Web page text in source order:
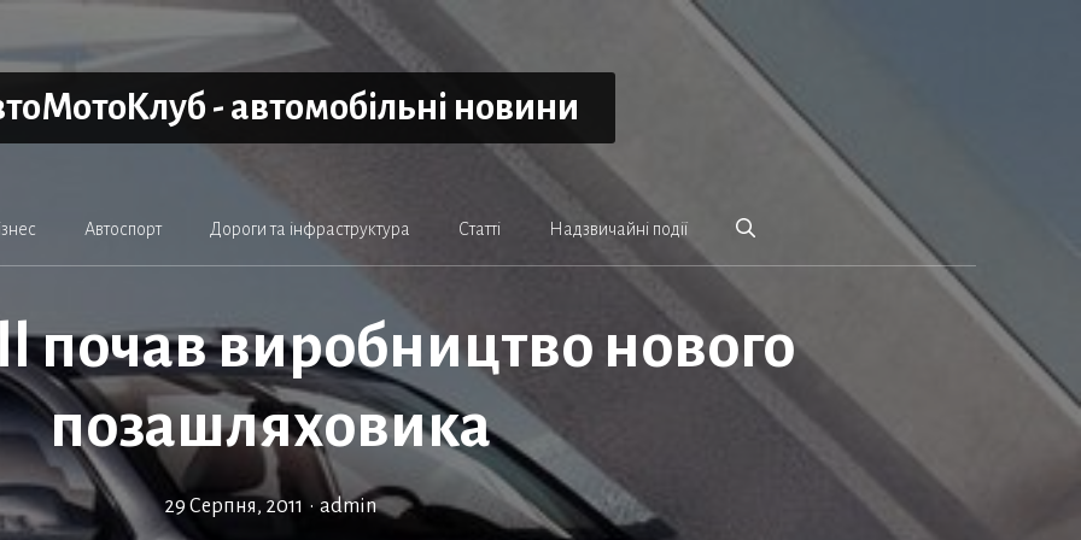
- автомобільні новини
Автоспорт Дороги та інфраструктура Статті Надзвичайні події
почав виробництво нового
позашляховика
29 Серпня, 2011 • admin